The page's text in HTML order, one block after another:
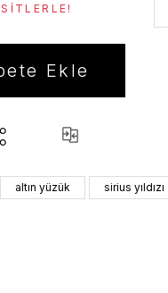
Ekle
altın yüzük sirius yıldızı